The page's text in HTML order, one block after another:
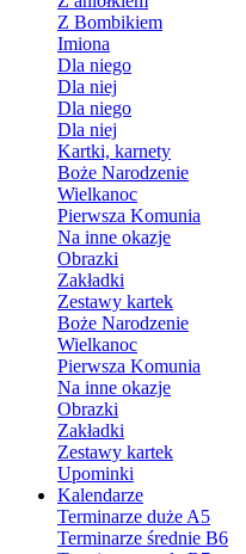
Z Bombikiem
Imiona
Dla niego
Dla niej
Dla niego
Dla niej
Kartki, karnety
Boże Narodzenie
Wielkanoc
Pierwsza Komunia
Na inne okazje
Obrazki
Zakładki
Zestawy kartek
Boże Narodzenie
Wielkanoc
Pierwsza Komunia
Na inne okazje
Obrazki
Zakładki
Zestawy kartek
Upominki
Kalendarze
Terminarze duże A5
Terminarze średnie B6